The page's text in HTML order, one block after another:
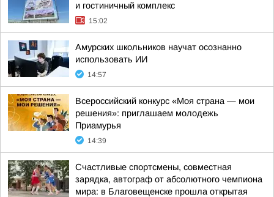
и гостиничный комплекс
15:02
Амурских школьников научат осознанно
использовать ИИ
14:57
Всероссийский конкурс «Моя страна — мои
решения»: приглашаем молодежь
Приамурья
14:39
Счастливые спортсмены, совместная
зарядка, автограф от абсолютного чемпиона
мира: в Благовещенске прошла открытая